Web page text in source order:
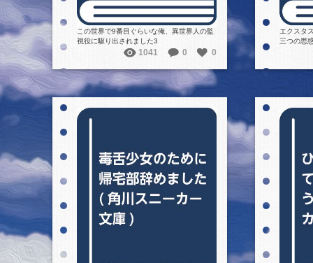
この世界で9番目ぐらいな俺、異世界人の監
視役に駆り出されました3
1041 0 0
エクスタ
三つの思
詳細を見る